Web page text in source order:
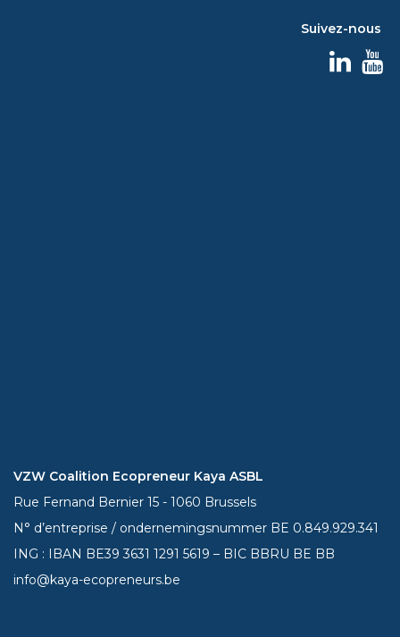
Suivez-nous
VZW Coalition Ecopreneur Kaya ASBL
Rue Fernand Bernier 15 - 1060 Brussels
N° d’entreprise / ondernemingsnummer BE 0.849.929.341
ING : IBAN BE393631 1291 5619 – BIC BBRU BE BB
info@kaya-ecopreneurs.be